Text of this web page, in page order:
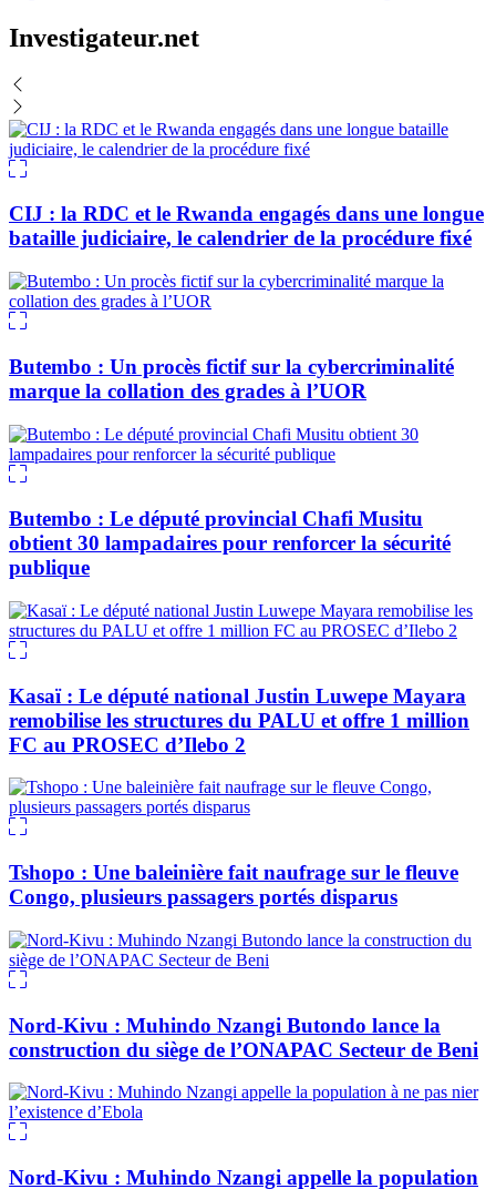
Investigateur.net
CIJ : la RDC et le Rwanda engagés dans une longue
bataille judiciaire, le calendrier de la procédure fixé
Butembo : Un procès fictif sur la cybercriminalité
marque la collation des grades à l’UOR
Butembo : Le député provincial Chafi Musitu
obtient 30 lampadaires pour renforcer la sécurité
publique
Kasaï : Le député national Justin Luwepe Mayara
remobilise les structures du PALU et offre 1 million
FC au PROSEC d’Ilebo 2
Tshopo : Une baleinière fait naufrage sur le fleuve
Congo, plusieurs passagers portés disparus
Nord-Kivu : Muhindo Nzangi Butondo lance la
construction du siège de l’ONAPAC Secteur de Beni
Nord-Kivu : Muhindo Nzangi appelle la population